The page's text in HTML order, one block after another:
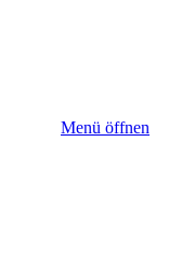
Menü öffnen